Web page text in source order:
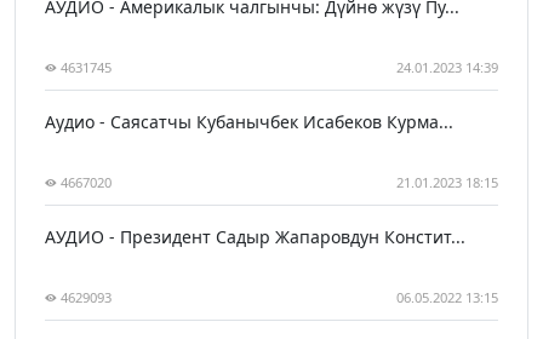
АУДИО - Америкалык чалгынчы: Дүйнө жүзү Пу...
4631745 24.01.2023 14:39
Аудио - Саясатчы Кубанычбек Исабеков Курма...
4667020 21.01.2023 18:15
АУДИО - Президент Садыр Жапаровдун Констит...
4629093 06.05.2022 13:15